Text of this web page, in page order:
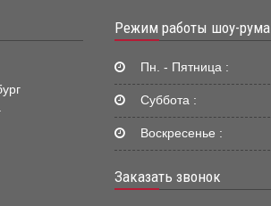
Режим работы шоу-рума
Пн. - Пятница :
Суббота :
Воскресенье :
Заказать звонок